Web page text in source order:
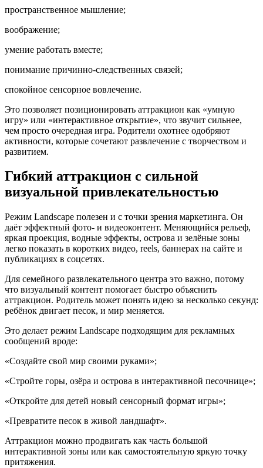
пространственное мышление;
воображение;
умение работать вместе;
понимание причинно-следственных связей;
спокойное сенсорное вовлечение.
Это позволяет позиционировать аттракцион как «умную
игру» или «интерактивное открытие», что звучит сильнее,
чем просто очередная игра. Родители охотнее одобряют
активности, которые сочетают развлечение с творчеством и
развитием.
Гибкий аттракцион с сильной
визуальной привлекательностью
Режим Landscape полезен и с точки зрения маркетинга. Он
даёт эффектный фото- и видеоконтент. Меняющийся рельеф,
яркая проекция, водные эффекты, острова и зелёные зоны
легко показать в коротких видео, reels, баннерах на сайте и
публикациях в соцсетях.
Для семейного развлекательного центра это важно, потому
что визуальный контент помогает быстро объяснить
аттракцион. Родитель может понять идею за несколько секунд:
ребёнок двигает песок, и мир меняется.
Это делает режим Landscape подходящим для рекламных
сообщений вроде:
«Создайте свой мир своими руками»;
«Стройте горы, озёра и острова в интерактивной песочнице»;
«Откройте для детей новый сенсорный формат игры»;
«Превратите песок в живой ландшафт».
Аттракцион можно продвигать как часть большой
интерактивной зоны или как самостоятельную яркую точку
притяжения.